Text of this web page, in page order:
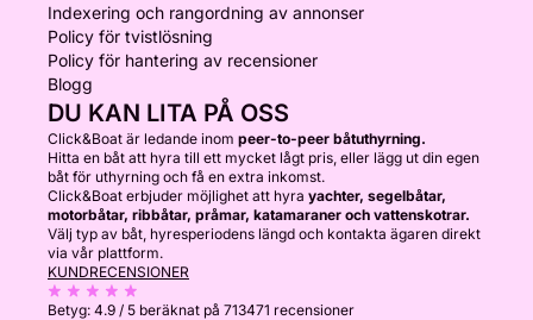
Indexering och rangordning av annonser
Policy för tvistlösning
Policy för hantering av recensioner
Blogg
DU KAN LITA PÅ OSS
Click&Boat är ledande inom peer-to-peer båtuthyrning.
Hitta en båt att hyra till ett mycket lågt pris, eller lägg ut din egen
båt för uthyrning och få en extra inkomst.
Click&Boat erbjuder möjlighet att hyra yachter, segelbåtar,
motorbåtar, ribbåtar, pråmar, katamaraner och vattenskotrar.
Välj typ av båt, hyresperiodens längd och kontakta ägaren direkt
via vår plattform.
KUNDRECENSIONER
Betyg: 4.9 / 5 beräknat på 713471 recensioner